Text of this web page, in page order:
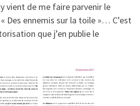
vient de me faire parvenir le
Des ennemis sur la toile »… C’est
que j’en publie le